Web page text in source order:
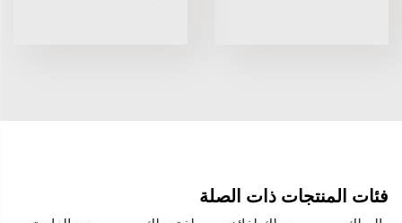
فئات المنتجات ذات الصلة